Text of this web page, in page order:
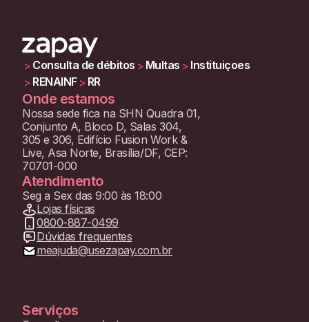
> Consulta de débitos > Multas > Instituiçoes
> RENAINF > RR
Onde estamos
Nossa sede fica na SHN Quadra 01,
Conjunto A, Bloco D, Salas 304,
305 e 306, Edifício Fusion Work &
Live, Asa Norte, Brasília/DF, CEP:
70701-000
Atendimento
Seg a Sex das 9:00 às 18:00
Lojas físicas
0800-887-0499
Dúvidas frequentes
meajuda@usezapay.com.br
Serviços